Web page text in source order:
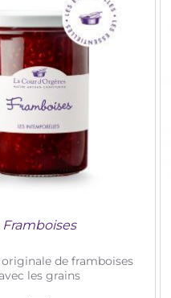
Framboises
de framboises
avec les grains